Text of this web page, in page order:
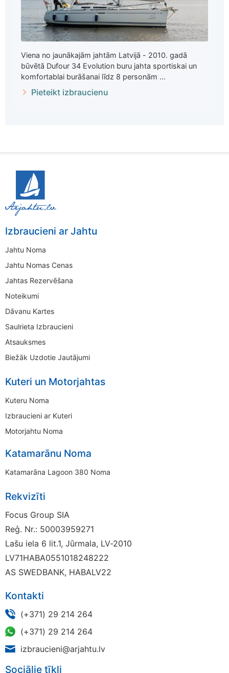
Viena no jaunākajām jahtām Latvijā - 2010. gadā
būvētā Dufour 34 Evolution buru jahta sportiskai un
komfortablai burāšanai līdz 8 personām ...
Pieteikt izbraucienu
Izbraucieni ar Jahtu
Jahtu Noma
Jahtu Nomas Cenas
Jahtas Rezervēšana
Noteikumi
Dāvanu Kartes
Saulrieta Izbraucieni
Atsauksmes
Biežāk Uzdotie Jautājumi
Kuteri un Motorjahtas
Kuteru Noma
Izbraucieni ar Kuteri
Motorjahtu Noma
Katamarānu Noma
Katamarāna Lagoon 380 Noma
Rekvizīti
Focus Group SIA
Reģ. Nr.: 50003959271
Lašu iela 6 lit.1, Jūrmala, LV-2010
LV71HABA0551018248222
AS SWEDBANK, HABALV22
Kontakti
(+371) 29 214 264
(+371) 29 214 264
izbraucieni@arjahtu.lv
Sociālie tīkli